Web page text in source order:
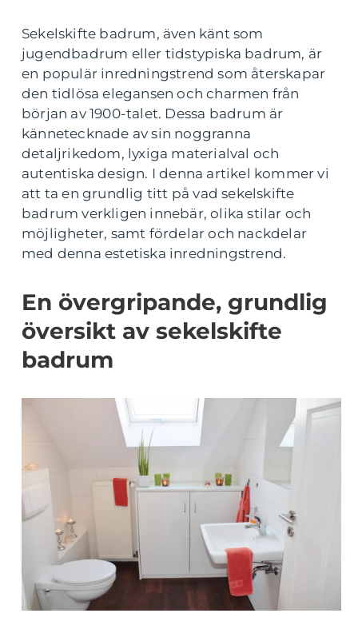
Sekelskifte badrum, även känt som
jugendbadrum eller tidstypiska badrum, är
en populär inredningstrend som återskapar
den tidlösa elegansen och charmen från
början av 1900-talet. Dessa badrum är
kännetecknade av sin noggranna
detaljrikedom, lyxiga materialval och
autentiska design. I denna artikel kommer vi
att ta en grundlig titt på vad sekelskifte
badrum verkligen innebär, olika stilar och
möjligheter, samt fördelar och nackdelar
med denna estetiska inredningstrend.
En övergripande, grundlig
översikt av sekelskifte
badrum